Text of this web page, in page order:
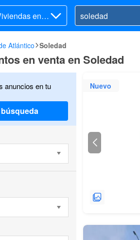
en v
Atlántico Soledad
en venta en Soledad
anuncios en tu
Nuevo